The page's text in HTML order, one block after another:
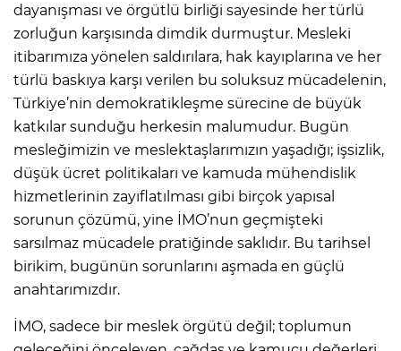
dayanışması ve örgütlü birliği sayesinde her türlü
zorluğun karşısında dimdik durmuştur. Mesleki
itibarımıza yönelen saldırılara, hak kayıplarına ve her
türlü baskıya karşı verilen bu soluksuz mücadelenin,
Türkiye’nin demokratikleşme sürecine de büyük
katkılar sunduğu herkesin malumudur. Bugün
mesleğimizin ve meslektaşlarımızın yaşadığı; işsizlik,
düşük ücret politikaları ve kamuda mühendislik
hizmetlerinin zayıflatılması gibi birçok yapısal
sorunun çözümü, yine İMO’nun geçmişteki
sarsılmaz mücadele pratiğinde saklıdır. Bu tarihsel
birikim, bugünün sorunlarını aşmada en güçlü
anahtarımızdır.
İMO, sadece bir meslek örgütü değil; toplumun